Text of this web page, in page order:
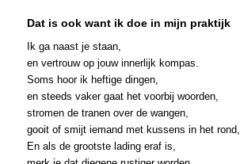
Dat is ook want ik doe in mijn praktijk
Ik ga naast je staan,
en vertrouw op jouw innerlijk kompas.
Soms hoor ik heftige dingen,
en steeds vaker gaat het voorbij woorden,
stromen de tranen over de wangen,
gooit of smijt iemand met kussens in het rond,
En als de grootste lading eraf is,